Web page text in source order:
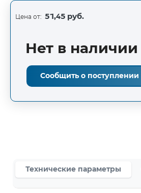
Цена от: 51,45 руб.
Нет в наличии
Сообщить о поступлении
Технические параметры